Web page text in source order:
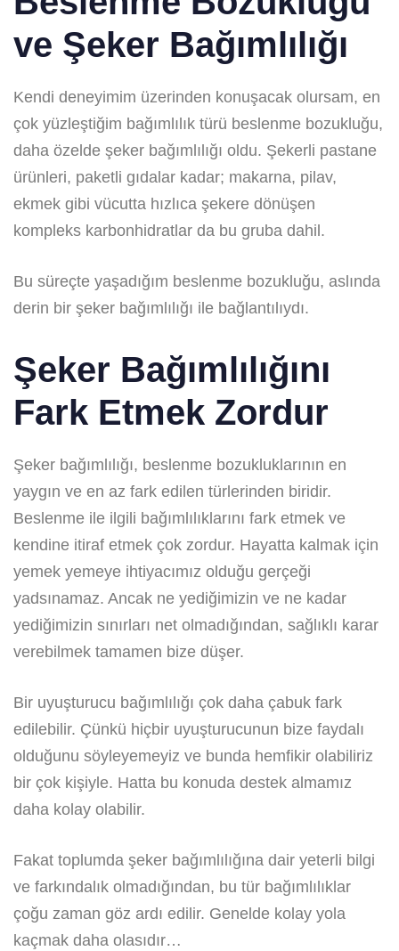
ve Şeker Bağımlılığı
Kendi deneyimim üzerinden konuşacak olursam, en
çok yüzleştiğim bağımlılık türü beslenme bozukluğu,
daha özelde şeker bağımlılığı oldu. Şekerli pastane
ürünleri, paketli gıdalar kadar; makarna, pilav,
ekmek gibi vücutta hızlıca şekere dönüşen
kompleks karbonhidratlar da bu gruba dahil.
Bu süreçte yaşadığım beslenme bozukluğu, aslında
derin bir şeker bağımlılığı ile bağlantılıydı.
Şeker Bağımlılığını
Fark Etmek Zordur
Şeker bağımlılığı, beslenme bozukluklarının en
yaygın ve en az fark edilen türlerinden biridir.
Beslenme ile ilgili bağımlılıklarını fark etmek ve
kendine itiraf etmek çok zordur. Hayatta kalmak için
yemek yemeye ihtiyacımız olduğu gerçeği
yadsınamaz. Ancak ne yediğimizin ve ne kadar
yediğimizin sınırları net olmadığından, sağlıklı karar
verebilmek tamamen bize düşer.
Bir uyuşturucu bağımlılığı çok daha çabuk fark
edilebilir. Çünkü hiçbir uyuşturucunun bize faydalı
olduğunu söyleyemeyiz ve bunda hemfikir olabiliriz
bir çok kişiyle. Hatta bu konuda destek almamız
daha kolay olabilir.
Fakat toplumda şeker bağımlılığına dair yeterli bilgi
ve farkındalık olmadığından, bu tür bağımlılıklar
çoğu zaman göz ardı edilir. Genelde kolay yola
kaçmak daha olasıdır…